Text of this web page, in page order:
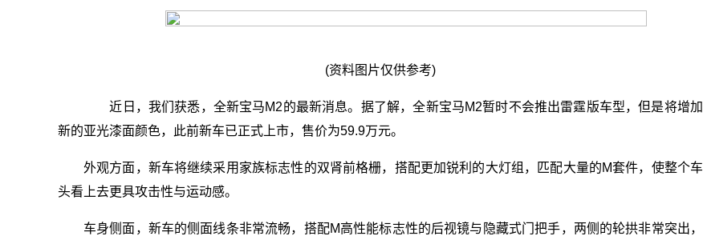
(资料图片仅供参考)
近日，我们获悉，全新宝马M2的最新消息。据了解，全新宝马M2暂时不会推出雷霆版车型，但是将增加
新的亚光漆面颜色，此前新车已正式上市，售价为59.9万元。
外观方面，新车将继续采用家族标志性的双肾前格栅，搭配更加锐利的大灯组，匹配大量的M套件，使整个车
头看上去更具攻击性与运动感。
车身侧面，新车的侧面线条非常流畅，搭配M高性能标志性的后视镜与隐藏式门把手，两侧的轮拱非常突出，